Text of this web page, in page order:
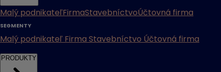
Malý podnikateľFirmaStavebníctvoÚčtovná firma
SEGMENTY
Malý podnikateľ Firma Stavebníctvo Účtovná firma
PRODUKTY